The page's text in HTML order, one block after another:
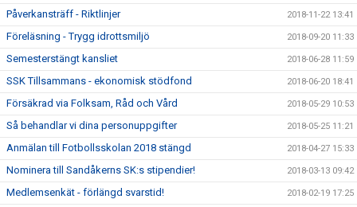
Påverkansträff - Riktlinjer 2018-11-22 13:41
Föreläsning - Trygg idrottsmiljö 2018-09-20 11:33
Semesterstängt kansliet 2018-06-28 11:59
SSK Tillsammans - ekonomisk stödfond 2018-06-20 18:41
Försäkrad via Folksam, Råd och Vård 2018-05-29 10:53
Så behandlar vi dina personuppgifter 2018-05-25 11:21
Anmälan till Fotbollsskolan 2018 stängd 2018-04-27 15:33
Nominera till Sandåkerns SK:s stipendier! 2018-03-13 09:42
Medlemsenkät - förlängd svarstid! 2018-02-19 17:25